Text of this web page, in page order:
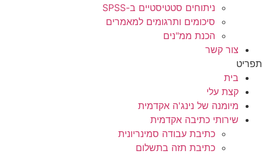
ניתוחים סטטיסטיים ב-SPSS
סיכומים ותרגומים למאמרים
הכנת ממ"נים
צור קשר
תפריט
בית
קצת עלי
מיומנה של נינג'ה אקדמית
שירותי כתיבה אקדמית
כתיבת עבודה סמינריונית
כתיבת תזה בתשלום